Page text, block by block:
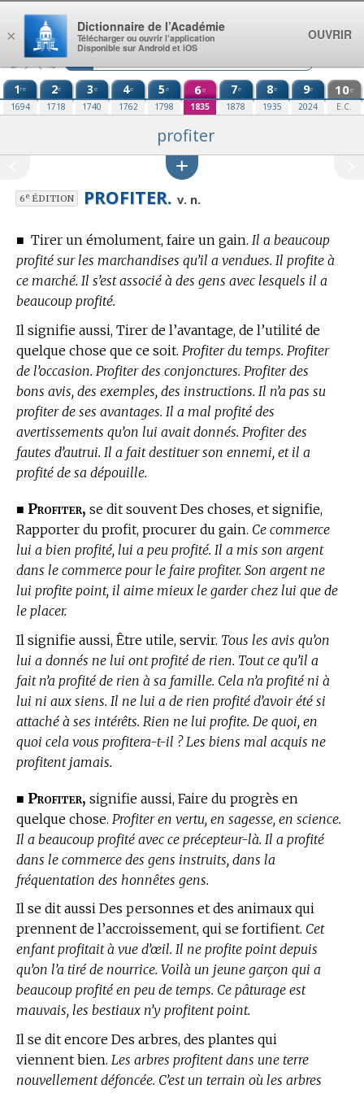
Aller au contenu
1re
1694
2e
1718
3e
1740
4e
1762
5e
1798
6e
1835
7e
1878
8e
1935
9e
2024
10e
E.C.
profiter
6eÉDITION PROFITER. v. n.
■ Tirer un émolument, faire un gain. Il a beaucoup
profité sur les marchandises qu’il a vendues. Il profite à
ce marché. Il s’est associé à des gens avec lesquels il a
beaucoup profité.
Il signifie aussi, Tirer de l’avantage, de l’utilité de
quelque chose que ce soit. Profiter du temps. Profiter
de l’occasion. Profiter des conjonctures. Profiter des
bons avis, des exemples, des instructions. Il n’a pas su
profiter de ses avantages. Il a mal profité des
avertissements qu’on lui avait donnés. Profiter des
fautes d’autrui. Il a fait destituer son ennemi, et il a
profité de sa dépouille.
■ Profiter, se dit souvent Des choses, et signifie,
Rapporter du profit, procurer du gain. Ce commerce
lui a bien profité, lui a peu profité. Il a mis son argent
dans le commerce pour le faire profiter. Son argent ne
lui profite point, il aime mieux le garder chez lui que de
le placer.
Il signifie aussi, Être utile, servir. Tous les avis qu’on
lui a donnés ne lui ont profité de rien. Tout ce qu’il a
fait n’a profité de rien à sa famille. Cela n’a profité ni à
lui ni aux siens. Il ne lui a de rien profité d’avoir été si
attaché à ses intérêts. Rien ne lui profite. De quoi, en
quoi cela vous profitera-t-il ? Les biens mal acquis ne
profitent jamais.
■ Profiter, signifie aussi, Faire du progrès en
quelque chose. Profiter en vertu, en sagesse, en science.
Il a beaucoup profité avec ce précepteur-là. Il a profité
dans le commerce des gens instruits, dans la
fréquentation des honnêtes gens.
Il se dit aussi Des personnes et des animaux qui
prennent de l’accroissement, qui se fortifient. Cet
enfant profitait à vue d’œil. Il ne profite point depuis
qu’on l’a tiré de nourrice. Voilà un jeune garçon qui a
beaucoup profité en peu de temps. Ce pâturage est
mauvais, les bestiaux n’y profitent point.
Il se dit encore Des arbres, des plantes qui
viennent bien. Les arbres profitent dans une terre
nouvellement défoncée. C’est un terrain où les arbres
×
Dictionnaire de l’Académie
Télécharger ou ouvrir l’application
Disponible sur Android et iOS
OUVRIR